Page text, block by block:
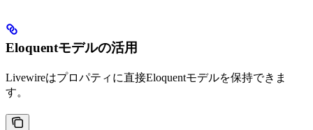
Eloquentモデルの活用
Livewireはプロパティに直接Eloquentモデルを保持できま
す。